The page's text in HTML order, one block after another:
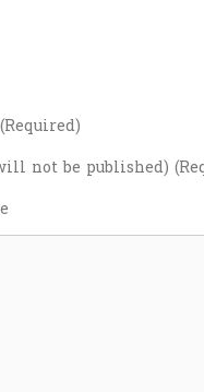
not be published)